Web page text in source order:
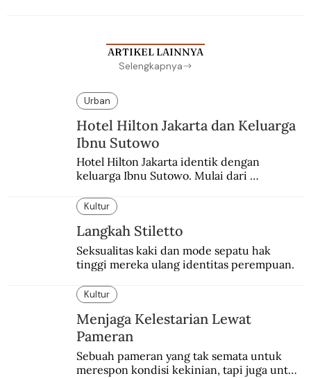
ARTIKEL LAINNYA
Selengkapnya
Urban
Hotel Hilton Jakarta dan Keluarga
Ibnu Sutowo
Hotel Hilton Jakarta identik dengan
keluarga Ibnu Sutowo. Mulai dari
pada malam tahun baru.
Kultur
Langkah Stiletto
Seksualitas kaki dan mode sepatu hak
tinggi mereka ulang identitas perempuan.
Kultur
Menjaga Kelestarian Lewat
Pameran
Sebuah pameran yang tak semata untuk
merespon kondisi kekinian, tapi juga untuk